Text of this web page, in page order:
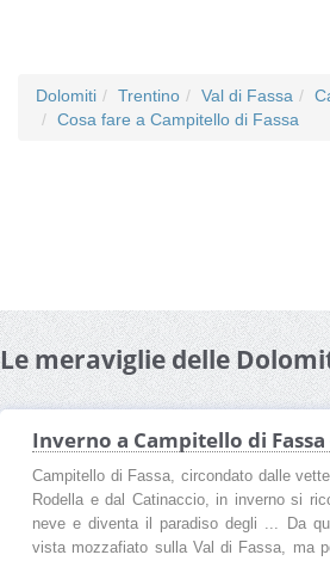
Dolomiti Trentino Val di Fassa
Cosa fare a Campitello di Fassa
Le meraviglie delle
Inverno a Campitello di
Campitello di Fassa, circondato dalle
Rodella e dal Catinaccio, in inverno si
neve e diventa il paradiso degli ... Da
vista mozzafiato sulla Val di Fassa, ma